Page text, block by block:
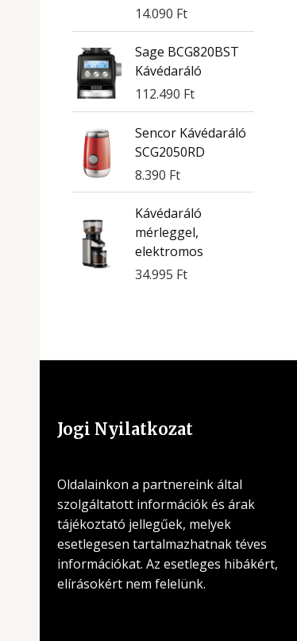
14.090 Ft
Sage BCG820BST
Kávédaráló
112.490 Ft
Sencor Kávédaráló
SCG2050RD
8.390 Ft
Kávédaráló
mérleggel,
elektromos
34.995 Ft
Jogi Nyilatkozat
Oldalainkon a partnereink által
szolgáltatott információk és árak
tájékoztató jellegűek, melyek
esetlegesen tartalmazhatnak téves
információkat. Az esetleges hibákért,
elírásokért nem felelünk.